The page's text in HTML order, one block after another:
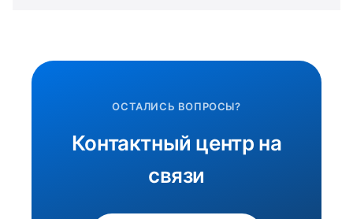
ОСТАЛИСЬ ВОПРОСЫ?
Контактный центр на
связи